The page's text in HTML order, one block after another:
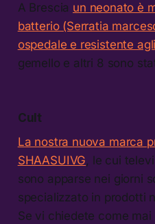
A Brescia un neonato è
batterio (Serratia
ospedale e resistente
gemello e altri 8 sono
Cult
La nostra nuova marca
SHAASUIVG, le cui
sono apparse nei giorni
specializzato in prodotti
Se vi chiedete come mai